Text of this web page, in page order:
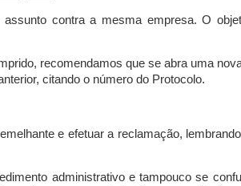
contra a mesma empresa. O
recomendamos que se abra uma
citando o número do Protocolo.
e efetuar a reclamação,
administrativo e tampouco se